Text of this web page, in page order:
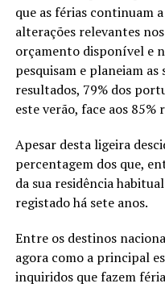
que as férias continuam
alterações relevantes
orçamento disponível e
pesquisam e planeiam as
resultados, 79% dos
este verão, face aos 85%
Apesar desta ligeira
percentagem dos que,
da sua residência
registado há sete anos.
Entre os destinos
agora como a principal
inquiridos que fazem